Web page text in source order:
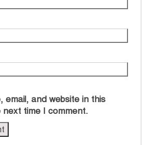
email, and website in this
next time I comment.